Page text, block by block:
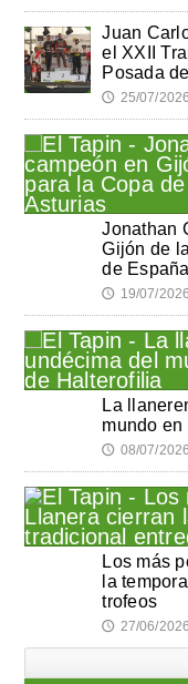
Juan
el XXII
Posada
🕔 25/07/2026
Jonathan
Gijón de
de
🕔 19/07/2026
La
mundo
🕔 08/07/2026
Los más
la
trofeos
🕔 27/06/2026